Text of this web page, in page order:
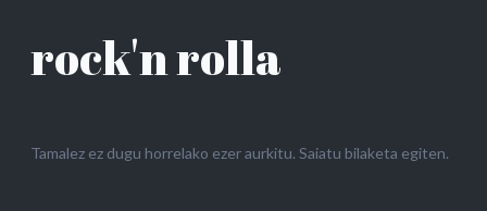
rock'n rolla
Tamalez ez dugu horrelako ezer aurkitu. Saiatu bilaketa egiten.